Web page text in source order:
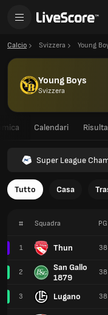
Calcio Svizzera Young
Young Boys
Svizzera
Calendari
Super League
Tutto Casa
# Squadra
1 Thun
2
San Gallo
1879
3 Lugano
PG
38
38
38